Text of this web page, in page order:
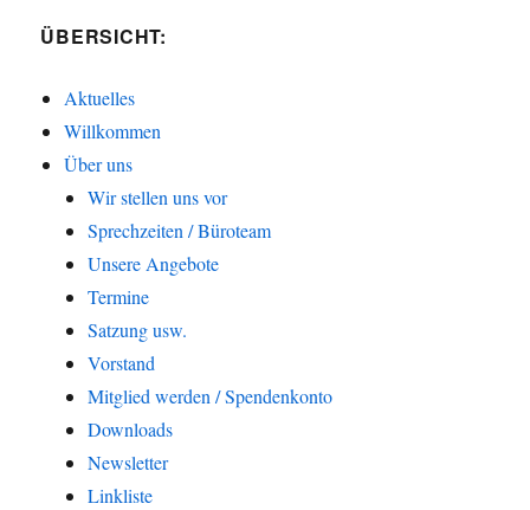
ÜBERSICHT:
Aktuelles
Willkommen
Über uns
Wir stellen uns vor
Sprechzeiten / Büroteam
Unsere Angebote
Termine
Satzung usw.
Vorstand
Mitglied werden / Spendenkonto
Downloads
Newsletter
Linkliste